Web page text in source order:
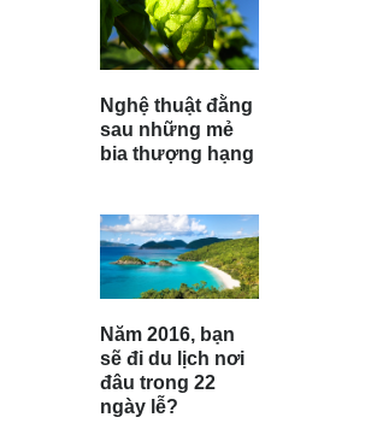
Nghệ thuật đằng
sau những mẻ
bia thượng hạng
Năm 2016, bạn
sẽ đi du lịch nơi
đâu trong 22
ngày lễ?